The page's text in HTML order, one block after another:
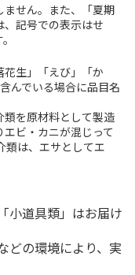
せん。また、「夏期
記号での表示はせ
生」「えび」「か
んでいる場合に品目名
を原材料として製造
ビ・カニが混じって
類は、エサとしてエ
小道具類」はお届け
どの環境により、実